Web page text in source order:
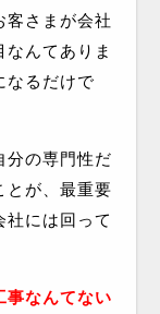
客さまが会社
んてありま
なるだけで
分の専門性だ
とが、最重要
社には回って
事なんてない